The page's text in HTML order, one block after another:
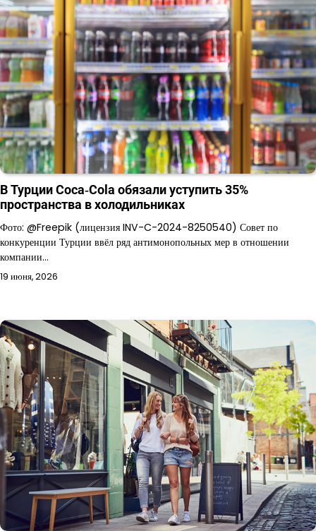
В Турции Coca‑Cola обязали уступить 35%
пространства в холодильниках
Фото: @Freepik (лицензия INV-C-2024-8250540) Совет по
конкуренции Турции ввёл ряд антимонопольных мер в отношении
компании…
19 июня, 2026